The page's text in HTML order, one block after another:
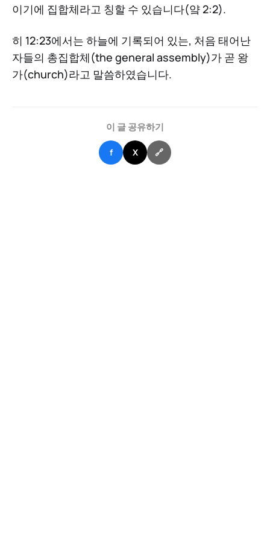
이기에 집합체라고 칭할 수 있습니다(얔 2:2).
히 12:23에서는 하늘에 기록되어 있는, 처음 태어난
자들의 총집합체(the general assembly)가 곧 왕
가(church)라고 말씀하였습니다.
이 글 공유하기
f X 🔗